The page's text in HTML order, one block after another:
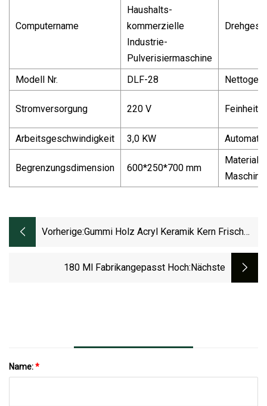
Computername
Haushalts-
kommerzielle
Industrie-
Pulverisiermaschine
Modell Nr. DLF-28
Stromversorgung 220 V Feinheit
Arbeitsgeschwindigkeit 3,0 KW
Begrenzungsdimension 600*250*700 mm
Material
Maschine
Vorherige:Gummi Holz Acryl Keramik Kern Frisch
180 Ml Fabrikangepasst Hoch:nächste
Name:*